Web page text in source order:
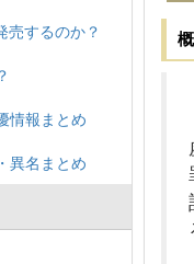
売するのか？
情報まとめ
異名まとめ